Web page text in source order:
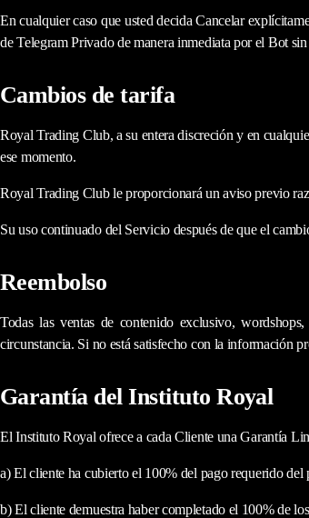
En cualquier caso que usted decida Cancelar
de Telegram Privado de manera inmediata por el Bot
Cambios de tarifa
Royal Trading Club, a su entera discreción y en
ese momento.
Royal Trading Club le proporcionará un aviso previo
Su uso continuado del Servicio después de que el
Reembolso
Todas las ventas de contenido exclusivo,
circunstancia. Si no está satisfecho con la información
Garantía del Instituto Royal
El Instituto Royal ofrece a cada Cliente una Garantía
a) El cliente ha cubierto el 100% del pago requerido
b) El cliente demuestra haber completado el 100% de